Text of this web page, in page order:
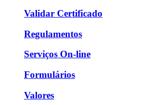
Validar Certificado
Regulamentos
Serviços On-line
Formulários
Valores